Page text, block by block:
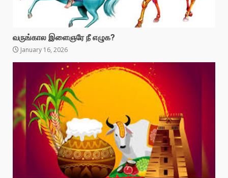
வருங்கால இளைஞரே நீ எழுக?
January 16, 2026